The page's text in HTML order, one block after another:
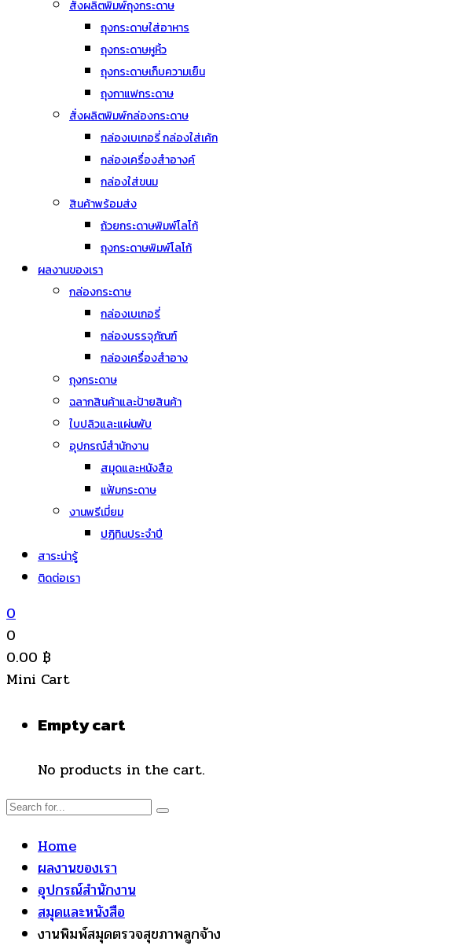
สั่งผลิตพิมพ์ถุงกระดาษ
ถุงกระดาษใส่อาหาร
ถุงกระดาษหูหิ้ว
ถุงกระดาษเก็บความเย็น
ถุงกาแฟกระดาษ
สั่งผลิตพิมพ์กล่องกระดาษ
กล่องเบเกอรี่ กล่องใส่เค้ก
กล่องเครื่องสำอางค์
กล่องใส่ขนม
สินค้าพร้อมส่ง
ถ้วยกระดาษพิมพ์โลโก้
ถุงกระดาษพิมพ์โลโก้
ผลงานของเรา
กล่องกระดาษ
กล่องเบเกอรี่
กล่องบรรจุภัณฑ์
กล่องเครื่องสำอาง
ถุงกระดาษ
ฉลากสินค้าและป้ายสินค้า
ใบปลิวและแผ่นพับ
อุปกรณ์สำนักงาน
สมุดและหนังสือ
แฟ้มกระดาษ
งานพรีเมี่ยม
ปฏิทินประจำปี
สาระน่ารู้
ติดต่อเรา
0
0
0.00 ฿
Mini Cart
Empty cart
No products in the cart.
Home
ผลงานของเรา
อุปกรณ์สำนักงาน
สมุดและหนังสือ
งานพิมพ์สมุดตรวจสุขภาพลูกจ้าง